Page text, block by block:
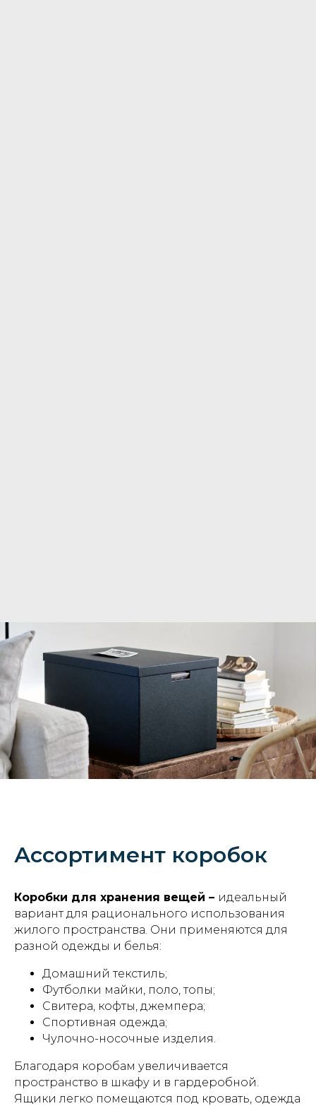
Ассортимент коробок
Коробки для хранения вещей – идеальный
вариант для рационального использования
жилого пространства. Они применяются для
разной одежды и белья:
Домашний текстиль;
Футболки майки, поло, топы;
Свитера, кофты, джемпера;
Спортивная одежда;
Чулочно-носочные изделия.
Благодаря коробам увеличивается
пространство в шкафу и в гардеробной.
Ящики легко помещаются под кровать, одежда